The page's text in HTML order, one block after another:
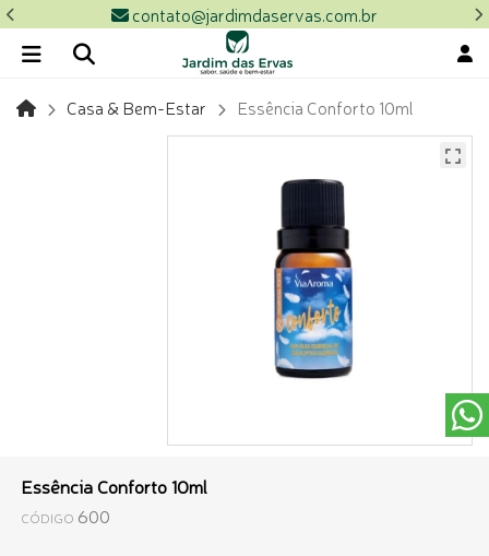
contato@jardimdaservas.com.br
Casa & Bem-Estar Essência Conforto 10ml
Essência Conforto 10ml
CÓDIGO 600